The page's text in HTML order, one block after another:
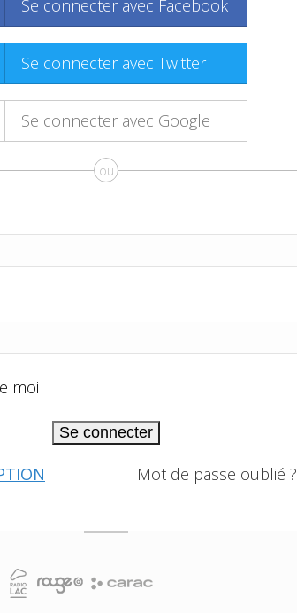
Se connecter avec Facebook
Se connecter avec Twitter
Se connecter avec Google
ou
moi
Se connecter
Mot de passe oublié ?